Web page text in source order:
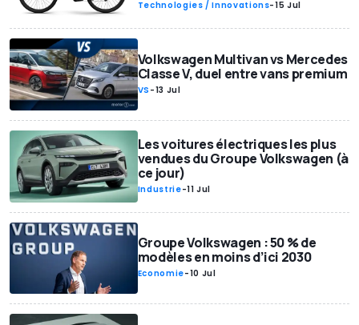
Technologies / Innovations-15 Jul
Volkswagen Multivan vs Mercedes
Classe V, duel entre vans premium
VS -13 Jul
Les voitures électriques les plus
vendues du Groupe Volkswagen (à
ce jour)
Industrie-11 Jul
Groupe Volkswagen : 50 % de
modèles en moins d’ici 2030
Economie-10 Jul